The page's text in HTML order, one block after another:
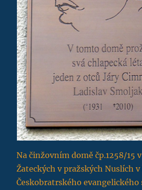
Na činžovním domě čp.1258/15
Žateckých v pražských Nuslích
Českobratrského evangelického